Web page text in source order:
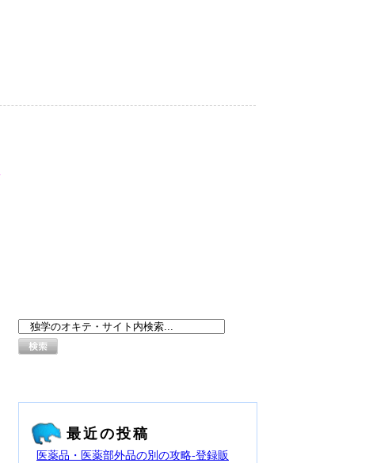
最近の投稿
医薬品・医薬部外品の別の攻略‐登録販